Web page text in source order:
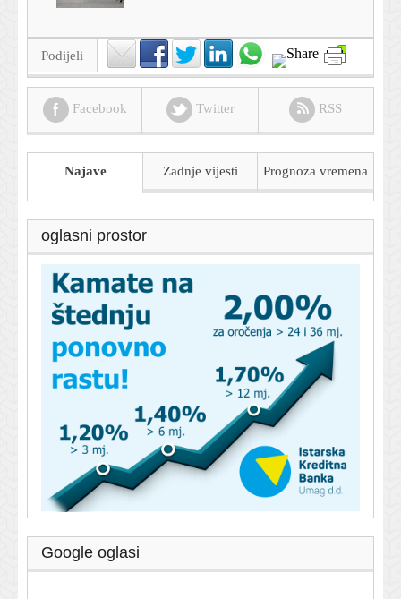
Podijeli
Facebook Twitter RSS
Najave Zadnje vijesti Prognoza vremena
oglasni prostor
Google oglasi